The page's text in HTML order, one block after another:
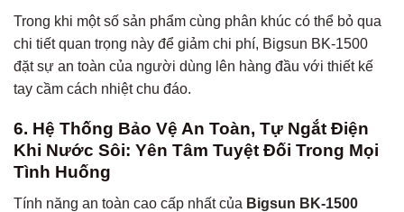
Trong khi một số sản phẩm cùng phân khúc có thể bỏ qua
chi tiết quan trọng này để giảm chi phí, Bigsun BK-1500
đặt sự an toàn của người dùng lên hàng đầu với thiết kế
tay cầm cách nhiệt chu đáo.
6. Hệ Thống Bảo Vệ An Toàn, Tự Ngắt Điện
Khi Nước Sôi: Yên Tâm Tuyệt Đối Trong Mọi
Tình Huống
Tính năng an toàn cao cấp nhất của Bigsun BK-1500